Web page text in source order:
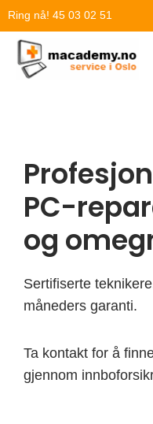
Hopp
innholdet
Ring nå! 45 03 02 51
PC-
og
Sertifiserte
måneders garanti.
Ta kontakt for å
gjennom